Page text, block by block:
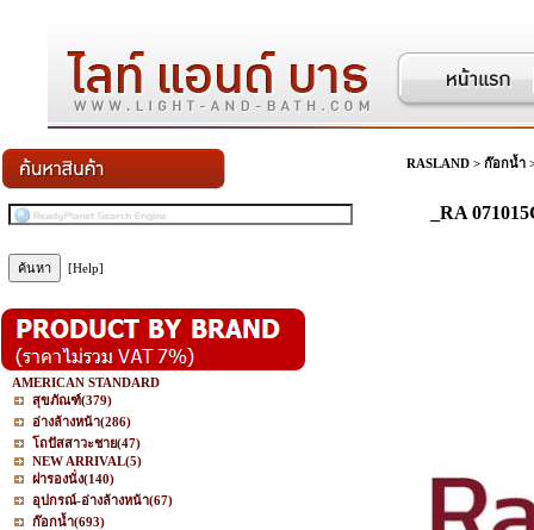
[Help]
AMERICAN STANDARD
สุขภัณฑ์(379)
อ่างล้างหน้า(286)
โถปัสสาวะชาย(47)
NEW ARRIVAL(5)
ฝารองนั่ง(140)
อุปกรณ์-อ่างล้างหน้า(67)
ก๊อกน้ำ(693)
RASLAND > ก๊อกน้ำ
_RA